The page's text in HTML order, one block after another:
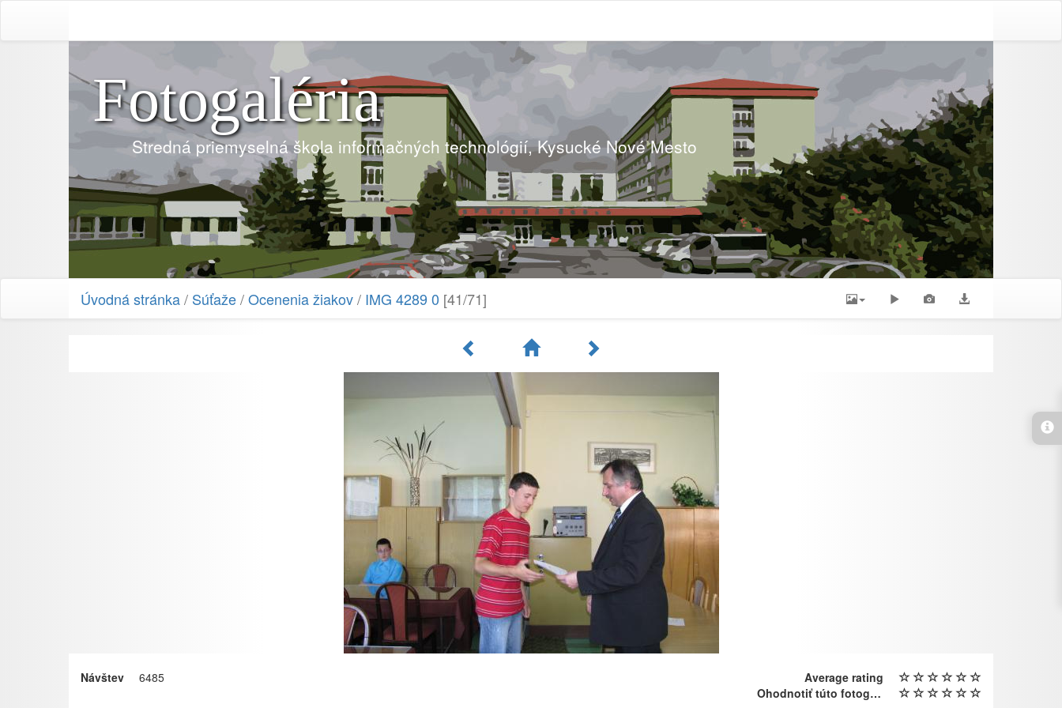
Fotogaléria
Stredná priemyselná škola informačných technológií, Kysucké Nové Mesto
Úvodná stránka/ Súťaže/Ocenenia žiakov/ IMG 4289 0 [41/71]
Návštev 6485
Average rating
Ohodnotiť túto fotografiu